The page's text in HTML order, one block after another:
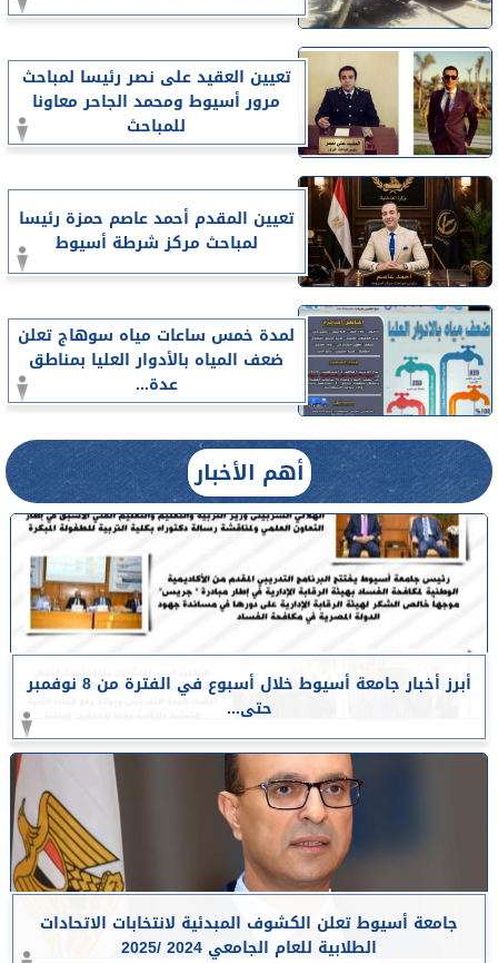
تعيين العقيد على نصر رئيسا لمباحث
مرور أسيوط ومحمد الجاحر معاونا
للمباحث
تعيين المقدم أحمد عاصم حمزة رئيسا
لمباحث مركز شرطة أسيوط
لمدة خمس ساعات مياه سوهاج تعلن
ضعف المياه بالأدوار العليا بمناطق
عدة...
أهم الأخبار
أبرز أخبار جامعة أسيوط خلال أسبوع في الفترة من 8 نوفمبر
حتى...
جامعة أسيوط تعلن الكشوف المبدئية لانتخابات الاتحادات
الطلابية للعام الجامعي 2024 /2025